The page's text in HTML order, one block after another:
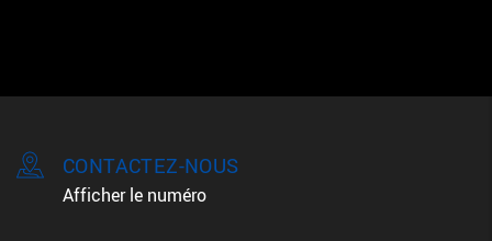
CONTACTEZ-NOUS
Afficher le numéro